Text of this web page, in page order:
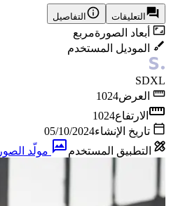
التعليقات التفاصيل
أبعاد الصورةمربع
الموديل المستخدم
SDXL
العرض1024
الارتفاع1024
تاريخ الإنشاء05/10/2024
التطبيق المستخدم
مولّد الصور